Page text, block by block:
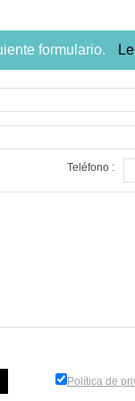
formulario.
Teléfono :
Política de